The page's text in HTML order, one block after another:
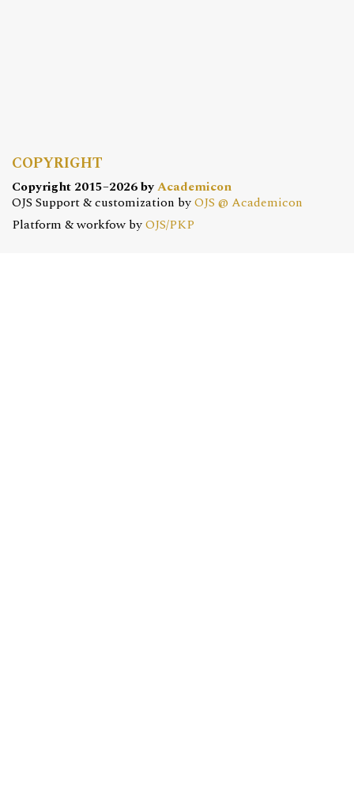
COPYRIGHT
Copyright 2015–2026 byAcademicon
OJS Support & customization byOJS @ Academicon
Platform & workfow byOJS/PKP